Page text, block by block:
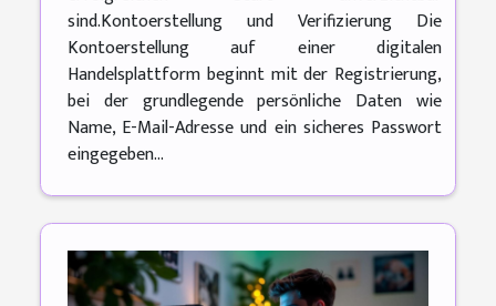
sind.Kontoerstellung und Verifizierung Die
Kontoerstellung auf einer digitalen
Handelsplattform beginnt mit der Registrierung,
bei der grundlegende persönliche Daten wie
Name, E-Mail-Adresse und ein sicheres Passwort
eingegeben...